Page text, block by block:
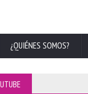
¿QUIÉNES SOMOS?